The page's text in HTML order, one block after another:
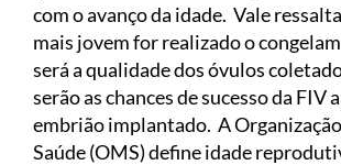
com o avanço da idade. Vale
mais jovem for realizado o
será a qualidade dos óvulos
serão as chances de sucesso da FIV
embrião implantado. A
Saúde (OMS) define idade